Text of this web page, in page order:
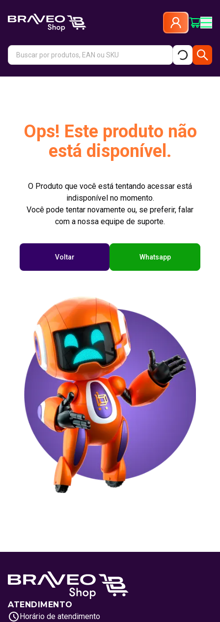
Ops! Este produto não
está disponível.
O Produto que você está tentando acessar está
indisponível no momento.
Você pode tentar novamente ou, se preferir, falar
com a nossa equipe de suporte.
Voltar Whatsapp
ATENDIMENTO
Horário de atendimento